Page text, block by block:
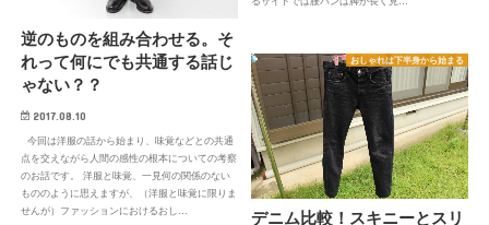
逆のものを組み合わせる。そ
れって何にでも共通する話じ
ゃない？？
2017.08.10
今回は洋服の話から始まり、味覚などとの共通
点を交えながら人間の感性の根本についての考察
のお話です。 洋服と味覚、一見何の関係のない
もののように思えますが、（洋服と味覚に限りま
せんが）ファッションにおけるおし…
おしゃれは下半身から始まる
デニム比較！スキニーとスリ